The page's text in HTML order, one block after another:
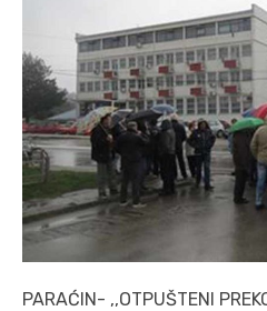
PARAĆIN- ,,OTPUŠTENI